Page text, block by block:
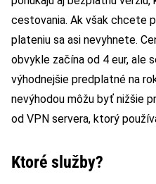
cestovania. Ak však chcete
plateniu sa asi nevyhnete.
obvykle začína od 4 eur, ale
výhodnejšie predplatné na
nevýhodou môžu byť nižšie
od VPN servera, ktorý
Ktoré služby?